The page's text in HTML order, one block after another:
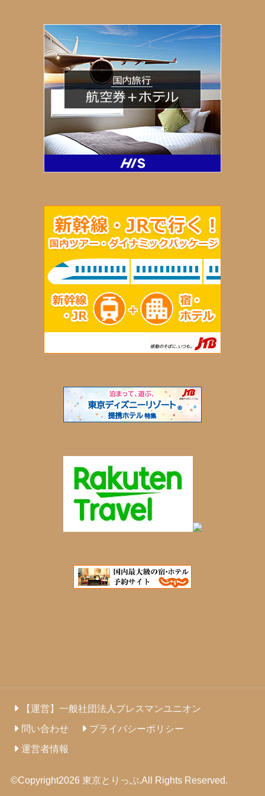
【運営】一般社団法人プレスマンユニオン
問い合わせ
プライバシーポリシー
運営者情報
©Copyright2026 東京とりっぷ.All Rights Reserved.